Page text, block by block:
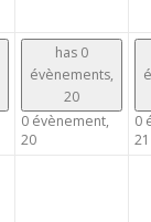
has 0
évènements,
20
0 évènement,
20
0
21